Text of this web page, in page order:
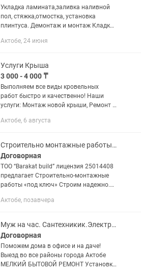
Укладка ламината,заливка наливной
пол, стяжка,отмостка, установка
плинтуса. Демонтаж и монтаж Кладка
гипсокартоном Повешу кaрниз,
Актобе, 24 июня
Услуги Крыша
3 000 - 4 000 ₸
Выполняем все виды кровельных
работ быстро и качественно! Наши
услуги: Монтаж новой крыши, Ремонт и
Демонтаж старой крыши, Утепление и
Актобе, 6 августа
Строительно монтажные работы любой сложности
Договорная
ТОО “Barakat build” лицензия 25014408
предлагает Строительно-монтажные
работы «под ключ» Строим надежно.
Выполняем полный комплекс
Актобе, позавчера
Муж на час. Сантехникик.Электрик. Установка Кронштейн. Турник. Люстра. Бра.
Договорная
Поможем дома в офисе и на даче!
Выезд во все районы города Актобе
МЕЛКИЙ БЫТОВОЙ РЕМОНТ Установка